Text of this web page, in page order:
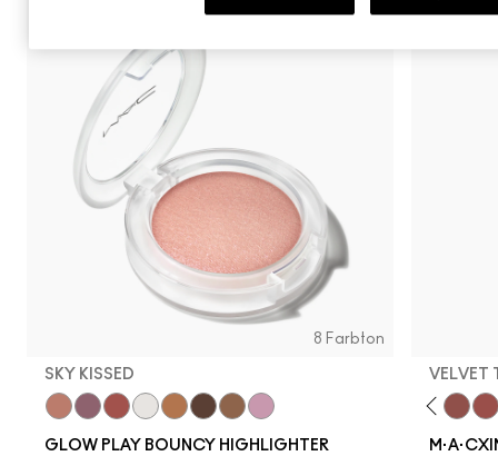
8 Farbton
SKY KISSED
GLOW PLAY BOUNCY HIGHLIGHTER
VELVET